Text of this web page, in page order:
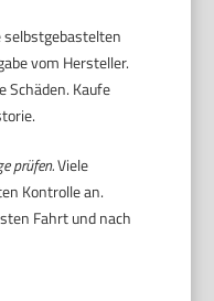
selbstgebastelten
vom Hersteller.
Schäden. Kaufe
prüfen.Viele
Kontrolle an.
Fahrt und nach